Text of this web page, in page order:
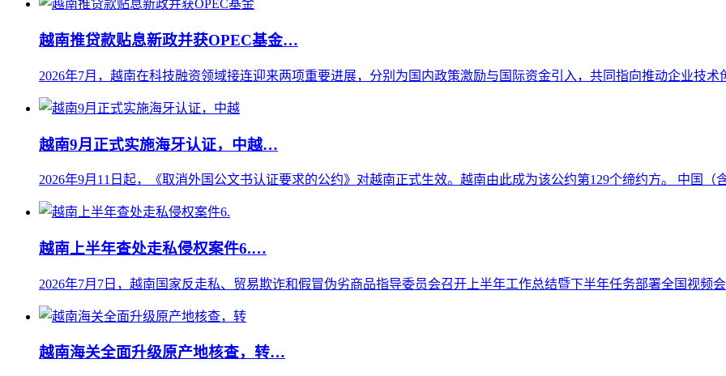
越南推贷款贴息新政并获OPEC基金…
2026年7月，越南在科技融资领域接连迎来两项重要进展，分别为国内政策激励与国际资金引入，共同指向推动企业技术
越南9月正式实施海牙认证，中越…
2026年9月11日起，《取消外国公文书认证要求的公约》对越南正式生效。越南由此成为该公约第129个缔约方。 中国（
越南上半年查处走私侵权案件6.…
2026年7月7日，越南国家反走私、贸易欺诈和假冒伪劣商品指导委员会召开上半年工作总结暨下半年任务部署全国视频
越南海关全面升级原产地核查，转…